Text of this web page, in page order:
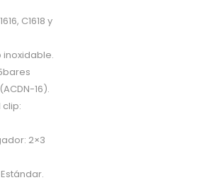
C1618 y
inoxidable.
16).
2×3